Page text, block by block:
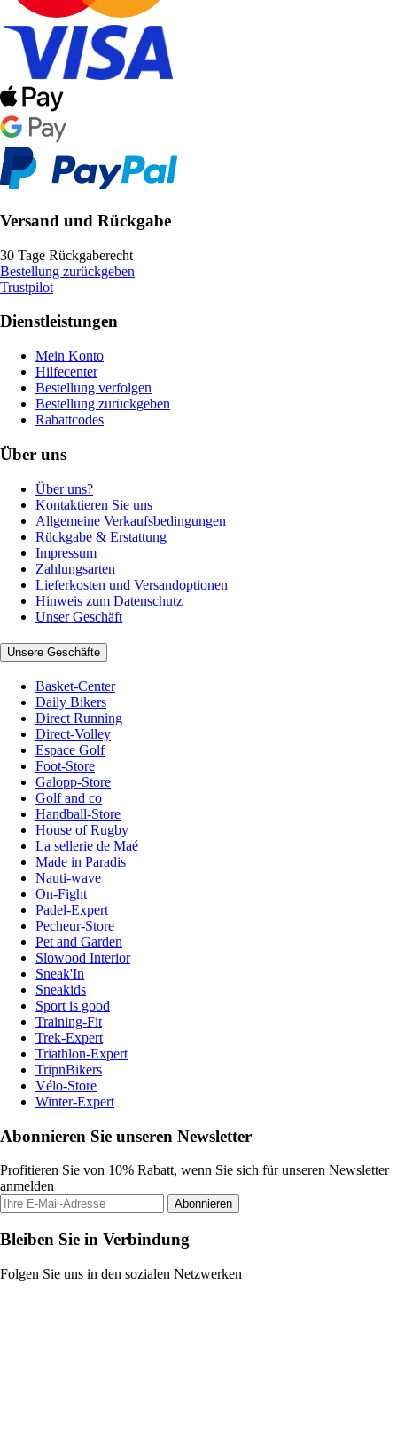
Versand und Rückgabe
30 Tage Rückgaberecht
Bestellung zurückgeben
Trustpilot
Dienstleistungen
Mein Konto
Hilfecenter
Bestellung verfolgen
Bestellung zurückgeben
Rabattcodes
Über uns
Über uns?
Kontaktieren Sie uns
Allgemeine Verkaufsbedingungen
Rückgabe & Erstattung
Impressum
Zahlungsarten
Lieferkosten und Versandoptionen
Hinweis zum Datenschutz
Unser Geschäft
Unsere Geschäfte
Basket-Center
Daily Bikers
Direct Running
Direct-Volley
Espace Golf
Foot-Store
Galopp-Store
Golf and co
Handball-Store
House of Rugby
La sellerie de Maé
Made in Paradis
Nauti-wave
On-Fight
Padel-Expert
Pecheur-Store
Pet and Garden
Slowood Interior
Sneak'In
Sneakids
Sport is good
Training-Fit
Trek-Expert
Triathlon-Expert
TripnBikers
Vélo-Store
Winter-Expert
Abonnieren Sie unseren Newsletter
Profitieren Sie von 10% Rabatt, wenn Sie sich für unseren Newsletter
anmelden
Abonnieren
Bleiben Sie in Verbindung
Folgen Sie uns in den sozialen Netzwerken